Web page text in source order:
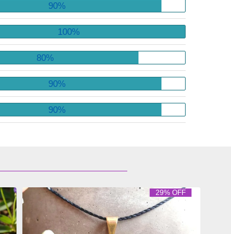
90%
100%
80%
90%
90%
ADICIONAR
OS
29% OFF